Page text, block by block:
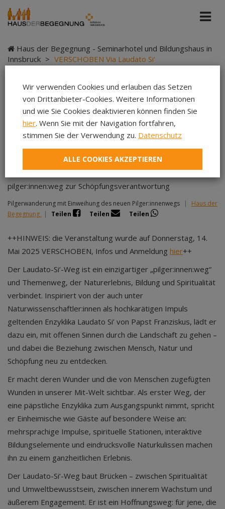
Haus der Begegnung - Seminarhotel und Bildungshaus in
Innsbruck > VERSCHOBEN Via Laudato Si‘
VERSCHOBEN Via
Laudato Si‘
pilger:innen:weg zur Schöpfungsverantwortung
Pilgerwanderung mit Einweihung des neuen Pilger:innenwegs |
Haus der
Begegnung
| Teilen Teilen Teilen
++HINWEIS: die Veranstaltung wurde auf Donnerstag, 14.
Mai 2025 VERSCHOBEN, Infos und Anmeldung hier++
Der Laudato-Si‘-Weg ist ein einzigartiger „pilger:innen:weg“
und Themenweg, der Naturerlebnis, Bildung und Spiritualität
verbindet. Inspiriert von der auch unter
Naturwissenschaftler:innen als hochkarätigen Impuls
geltenden Enzyklika Laudato Si’ von Papst Franziskus, lädt er
dazu ein, mit offenen Sinnen durch die Landschaft zu gehen –
und dabei die Beziehung zwischen Mensch, Natur und
Schöpfung neu zu entdecken.
Er macht deren Wunder und die von Menschen zugefügten
Wunden in unserer Mit-Welt sichtbar. Als erster Weg, der
eine päpstliche Enzyklika zum Ausgangspunkt nimmt, spricht
er Einheimische wie Gäste auf besondere Weise an:
mehrsprachige Impulse, spirituelle Stationen, interaktive
Bildungselemente und eindrucksvolle Naturkulissen machen
ihn zu einem ganzheitlichen Erlebnis.
Der Laudato-Si‘-Weg baut Brücken – zwischen Spiritualität
und Umweltbewusstsein, zwischen innerem Wachstum und
äußerem Engagement. Er ist ein Hoffnungsweg: für jene, die
Wir verwenden Cookies und erlauben das Setzen
von Drittanbieter-Cookies. Weitere Informationen
und wie Sie Cookies deaktivieren können finden Sie
hier. Wenn Sie mit der Navigation fortfahren,
stimmen Sie der Verwendung zu. Datenschutz
ALLE COOKIES AKZEPTIEREN